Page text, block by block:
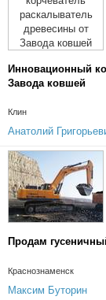
Инновационный
Завода ковшей
Клин
Анатолий
Продам
Краснознаменск
Максим Буторин